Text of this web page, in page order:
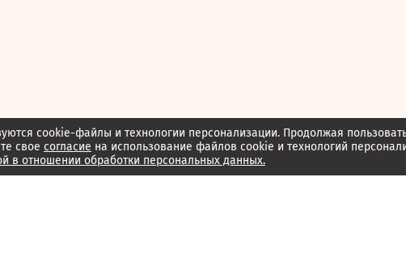
cookie-файлы и технологии персонализации. Продолжая
свое согласие на использование файлов cookie и технологий
в отношении обработки персональных данных.